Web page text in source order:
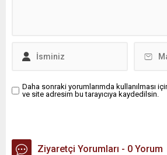
Daha sonraki yorumlarımda kullanılması
ve site adresim bu tarayıcıya kaydedilsin.
Ziyaretçi Yorumları - 0 Yorum